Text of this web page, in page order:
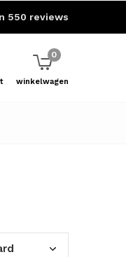
winkelwagen
0
550 reviews